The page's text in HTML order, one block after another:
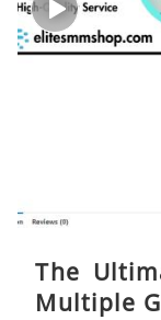
The
Multiple